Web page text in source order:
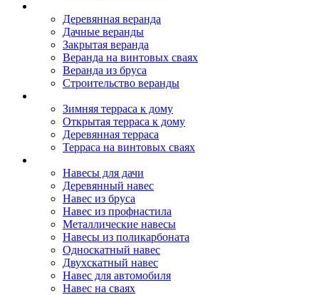
Деревянная веранда
Дачные веранды
Закрытая веранда
Веранда на винтовых сваях
Веранда из бруса
Строительство веранды
Зимняя терраса к дому
Открытая терраса к дому
Деревянная терраса
Терраса на винтовых сваях
Навесы для дачи
Деревянный навес
Навес из бруса
Навес из профнастила
Металлические навесы
Навесы из поликарбоната
Односкатный навес
Двухскатный навес
Навес для автомобиля
Навес на сваях